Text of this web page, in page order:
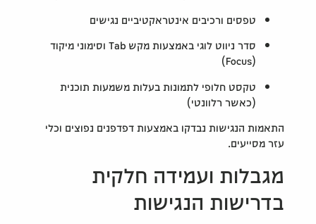
טפסים ורכיבים אינטראקטיביים נגישים
סדר ניווט לוגי באמצעות מקש Tab וסימוני מיקוד
(Focus)
טקסט חלופי לתמונות בעלות משמעות תוכנית
(כאשר רלוונטי)
התאמות הנגישות נבדקו באמצעות דפדפנים נפוצים וכלי
עזר מסייעים.
מגבלות ועמידה חלקית
בדרישות הנגישות